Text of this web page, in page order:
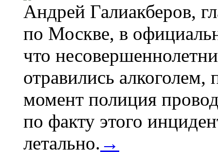
Андрей Галиакберов,
по Москве, в
что
отравились
момент полиция
по факту этого
летально. →